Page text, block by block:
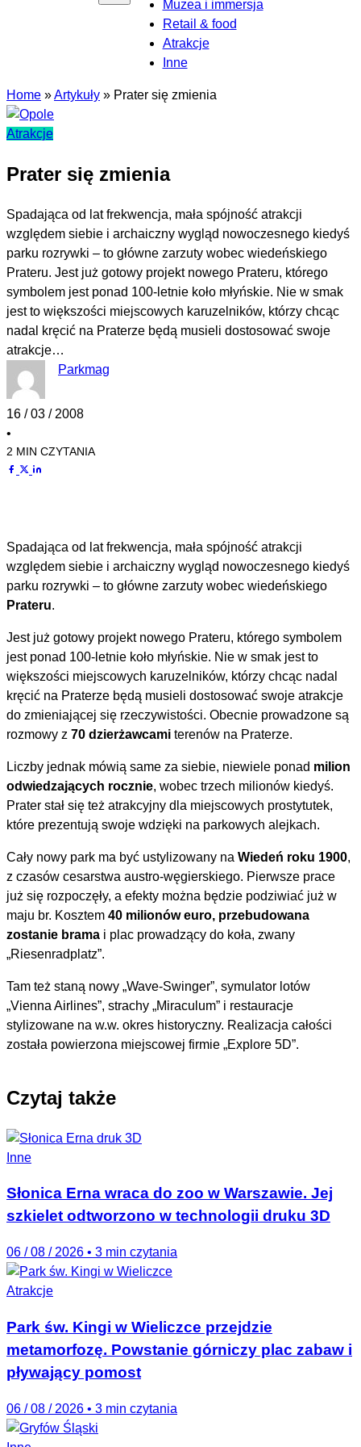
Muzea i immersja
Retail & food
Atrakcje
Inne
Home »Artykuły » Prater się zmienia
Atrakcje
Prater się zmienia
Spadająca od lat frekwencja, mała spójność atrakcji
względem siebie i archaiczny wygląd nowoczesnego kiedyś
parku rozrywki – to główne zarzuty wobec wiedeńskiego
Prateru. Jest już gotowy projekt nowego Prateru, którego
symbolem jest ponad 100-letnie koło młyńskie. Nie w smak
jest to większości miejscowych karuzelników, którzy chcąc
nadal kręcić na Praterze będą musieli dostosować swoje
atrakcje…
Parkmag
16 / 03 / 2008
•
2 MIN CZYTANIA
Spadająca od lat frekwencja, mała spójność atrakcji
względem siebie i archaiczny wygląd nowoczesnego kiedyś
parku rozrywki – to główne zarzuty wobec wiedeńskiego
Prateru.
Jest już gotowy projekt nowego Prateru, którego symbolem
jest ponad 100-letnie koło młyńskie. Nie w smak jest to
większości miejscowych karuzelników, którzy chcąc nadal
kręcić na Praterze będą musieli dostosować swoje atrakcje
do zmieniającej się rzeczywistości. Obecnie prowadzone są
rozmowy z 70 dzierżawcami terenów na Praterze.
Liczby jednak mówią same za siebie, niewiele ponad milion
odwiedzających rocznie, wobec trzech milionów kiedyś.
Prater stał się też atrakcyjny dla miejscowych prostytutek,
które prezentują swoje wdzięki na parkowych alejkach.
Cały nowy park ma być ustylizowany na Wiedeń roku 1900,
z czasów cesarstwa austro-węgierskiego. Pierwsze prace
już się rozpoczęły, a efekty można będzie podziwiać już w
maju br. Kosztem 40 milionów euro, przebudowana
zostanie brama i plac prowadzący do koła, zwany
„Riesenradplatz”.
Tam też staną nowy „Wave-Swinger”, symulator lotów
„Vienna Airlines”, strachy „Miraculum” i restauracje
stylizowane na w.w. okres historyczny. Realizacja całości
została powierzona miejscowej firmie „Explore 5D”.
Czytaj także
Inne
Słonica Erna wraca do zoo w Warszawie. Jej
szkielet odtworzono w technologii druku 3D
06 / 08 / 2026 • 3 min czytania
Atrakcje
Park św. Kingi w Wieliczce przejdzie
metamorfozę. Powstanie górniczy plac zabaw i
pływający pomost
06 / 08 / 2026 • 3 min czytania